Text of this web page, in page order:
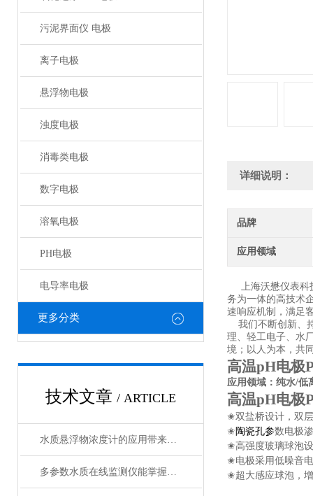
污泥界面仪 电极
离子电极
悬浮物电极
浊度电极
消毒类电极
数字电极
溶氧电极
PH电极
电导率电极
更多分类
技术文章 / ARTICLE
水质悬浮物浓度计的应用带来了诸多好处
多参数水质在线监测仪能掌握水质的实时动态
详细说明：
品牌
应用领域
上海沃懋仪表科
务为一体的高技术
速响应机制，满足
我们不断创新、
理、轻工电子、水
境；以人为本，共
高温pH电极
应用领域：纯水/低
高温pH电极
✬双盐桥设计，双
✬ 陶瓷孔参数电极
✬高强度玻璃
✬电极采用低噪音
✬超大感应球泡，